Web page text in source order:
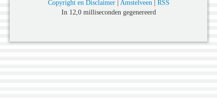
Copyright en Disclaimer| Amstelveen| RSS
In 12,0 milliseconden gegenereerd